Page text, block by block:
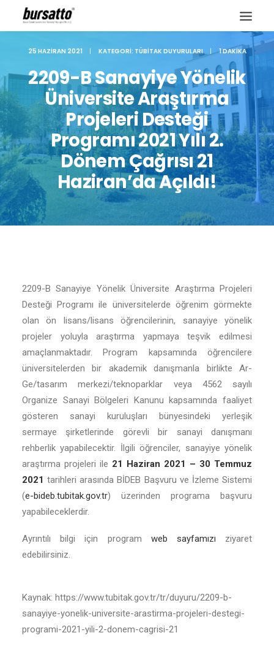
25 HAZIRAN 2021 | KATEGORI: TÜBITAK DUYURULARI | 1 DAKIKA
2209-B Sanayiye Yönelik
Üniversite Araştırma
Projeleri Desteği
Programı 2021 Yılı 2.
Dönem Çağrısı 21
Haziran’da Açıldı!
2209-B Sanayiye Yönelik Üniversite Araştırma Projeleri
Desteği Programı ile üniversitelerde öğrenim görmekte
olan ön lisans/lisans öğrencilerinin, sanayiye yönelik
projeler yoluyla araştırma yapmaya teşvik edilmesi
amaçlanmaktadır. Program kapsamında öğrencilere
üniversitelerden bir akademik danışmanla birlikte Ar-
Ge/tasarım merkezi/teknoparklar veya 4562 sayılı
Organize Sanayi Bölgeleri Kanunu kapsamında faaliyet
gösteren sanayi kuruluşları bünyesindeki yerleşik
sermaye şirketlerinde görevli bir sanayi danışmanı
rehberlik yapabilecektir. İlgili öğrenciler, sanayiye yönelik
araştırma projeleri ile 21 Haziran 2021 – 30 Temmuz
2021 tarihleri arasında BİDEB Başvuru ve İzleme Sistemi
(e-bideb.tubitak.gov.tr) üzerinden programa başvuru
yapabileceklerdir.
Ayrıntılı bilgi için program web sayfamızı ziyaret
edebilirsiniz.
Kaynak: https://www.tubitak.gov.tr/tr/duyuru/2209-b-
sanayiye-yonelik-universite-arastirma-projeleri-destegi-
programi-2021-yili-2-donem-cagrisi-21